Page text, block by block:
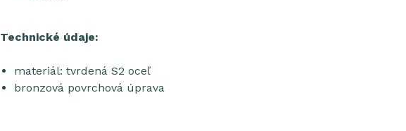
Technické údaje:
materiál: tvrdená S2 oceľ
bronzová povrchová úprava